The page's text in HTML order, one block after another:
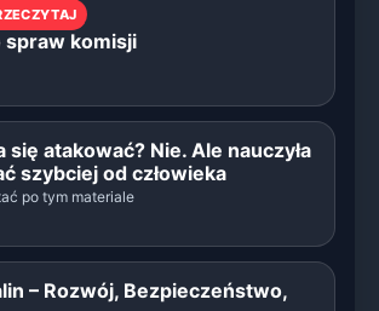
spraw komisji
się atakować? Nie. Ale nauczyła
szybciej od człowieka
po tym materiale
– Rozwój, Bezpieczeństwo,